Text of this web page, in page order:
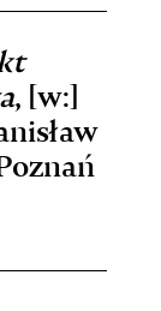
, [w:]